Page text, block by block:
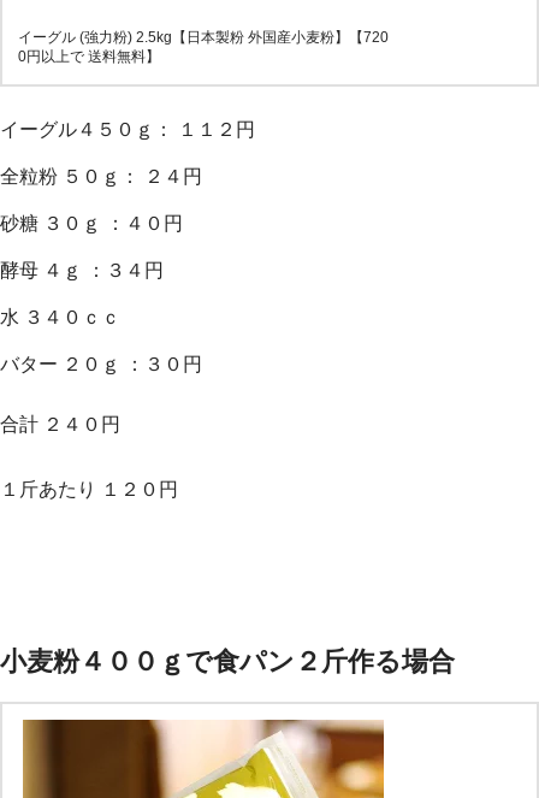
イーグル (強力粉) 2.5kg【日本製粉 外国産小麦粉】【720
0円以上で 送料無料】
イーグル４５０ｇ： １１２円
全粒粉 ５０ｇ： ２４円
砂糖 ３０ｇ ：４０円
酵母 ４ｇ ：３４円
水 ３４０ｃｃ
バター ２０ｇ ：３０円
合計 ２４０円
１斤あたり １２０円
小麦粉４００ｇで食パン２斤作る場合